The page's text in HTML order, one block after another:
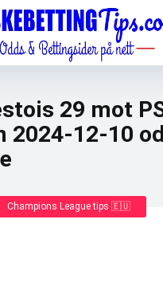
29 mot
2024-12-10
Champions League tips 🇪🇺